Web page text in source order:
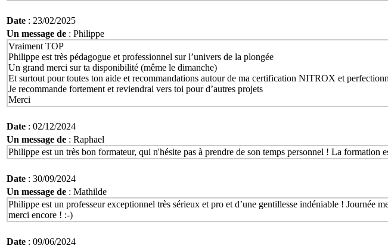
Date : 23/02/2025
Un message de : Philippe
Vraiment TOP
Philippe est très pédagogue et professionnel sur l’univers de la plongée
Un grand merci sur ta disponibilité (même le dimanche)
Et surtout pour toutes ton aide et recommandations autour de ma certification NITROX et
Je recommande fortement et reviendrai vers toi pour d’autres projets
Merci
Date : 02/12/2024
Un message de : Raphael
Philippe est un très bon formateur, qui n'hésite pas à prendre de son temps personnel ! La formation
Date : 30/09/2024
Un message de : Mathilde
Philippe est un professeur exceptionnel très sérieux et pro et d’une gentillesse indéniable ! Journée
merci encore ! :-)
Date : 09/06/2024